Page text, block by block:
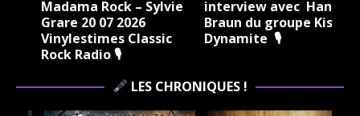
Madama Rock – Sylvie
Grare 20 07 2026
Vinylestimes Classic
Rock Radio 🎙
interview avec Hannes
Braun du groupe Kissin
Dynamite 🎙
LES CHRONIQUES !